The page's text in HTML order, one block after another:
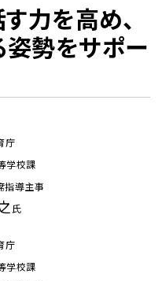
力を高め、
勢をサポー
庁
学校課
指導主事
氏
庁
学校課